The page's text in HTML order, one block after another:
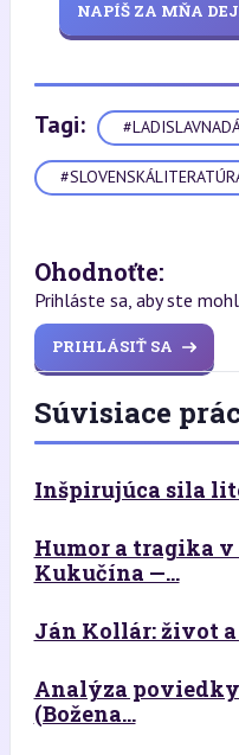
NAPÍŠ ZA MŇA
Tagi:
Ohodnoťte:
Prihláste sa, aby ste
PRIHLÁSIŤ SA
Súvisiace
Inšpirujúca sila
Humor a tragika
Kukučína —...
Ján Kollár: život
Analýza
(Božena...